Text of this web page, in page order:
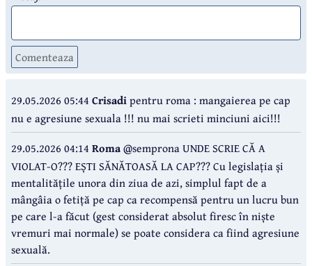
Comenteaza
29.05.2026 05:44 Crisadipentru roma : mangaierea pe cap
nu e agresiune sexuala !!! nu mai scrieti minciuni aici!!!
29.05.2026 04:14 Roma@semprona UNDE SCRIE CĂ A
VIOLAT-O??? EȘTI SĂNĂTOASĂ LA CAP??? Cu legislația și
mentalitățile unora din ziua de azi, simplul fapt de a
mângâia o fetiță pe cap ca recompensă pentru un lucru bun
pe care l-a făcut (gest considerat absolut firesc în niște
vremuri mai normale) se poate considera ca fiind agresiune
sexuală.